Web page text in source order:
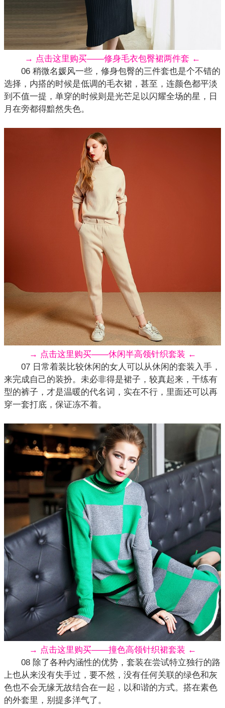
→ 点击这里购买——修身毛衣包臀裙两件套 ←
06 稍微名媛风一些，修身包臀的三件套也是个不错的
选择，内搭的时候是低调的毛衣裙，甚至，连颜色都平淡
到不值一提，单穿的时候则是光芒足以闪耀全场的星，日
月在旁都得黯然失色。
→ 点击这里购买——休闲半高领针织套装 ←
07 日常着装比较休闲的女人可以从休闲的套装入手，
来完成自己的装扮。未必非得是裙子，较真起来，干练有
型的裤子，才是温暖的代名词，实在不行，里面还可以再
穿一套打底，保证冻不着。
→ 点击这里购买——撞色高领针织裙套装 ←
08 除了各种内涵性的优势，套装在尝试特立独行的路
上也从来没有失手过，要不然，没有任何关联的绿色和灰
色也不会无缘无故结合在一起，以和谐的方式。搭在素色
的外套里，别提多洋气了。